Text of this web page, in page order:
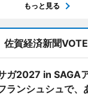
もっと見る
佐賀経済新聞VOTE
ガ2027 in SAGA
ランシュシュで、